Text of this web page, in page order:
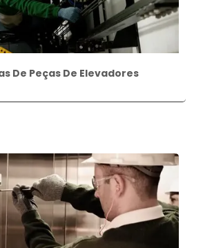
De Peças De Elevadores